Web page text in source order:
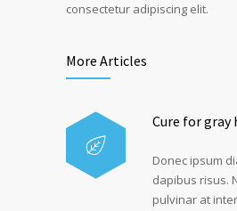
consectetur adipiscing elit.
More Articles
Cure for gray
Donec ipsum
dapibus risus.
pulvinar at